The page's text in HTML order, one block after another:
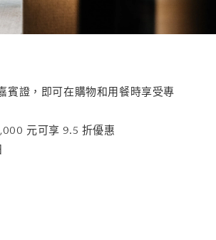
賓證，即可在購物和用餐時享受專
元可享 9.5 折優惠